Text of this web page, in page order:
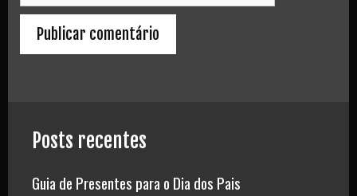
Posts recentes
Guia de Presentes para o Dia dos Pais